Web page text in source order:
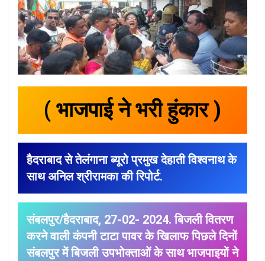
( भाजपाई ने भरी हुंकार )
हैदराबाद से तेलंगाना ब्यूरो प्रमुख देहाती विश्वनाथ के
साथ अनिल श्रीरामका की रिपोर्ट.
संबलपुर/हैदराबाद, 27-02- 2024. बिजली वितरण
करने वाली कंपनी टाटा पावर के खिलाफ पिछले दिनों
संबलपुर में बिजली उपभोक्ताओं के साथ भाजपाइयों ने